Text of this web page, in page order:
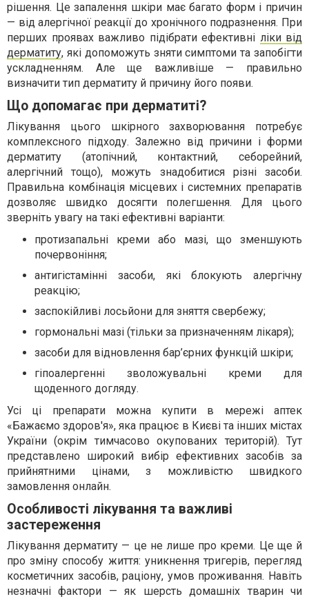
рішення. Це запалення шкіри має багато форм і причин
— від алергічної реакції до хронічного подразнення. При
перших проявах важливо підібрати ефективні ліки від
дерматиту, які допоможуть зняти симптоми та запобігти
ускладненням. Але ще важливіше — правильно
визначити тип дерматиту й причину його появи.
Що допомагає при дерматиті?
Лікування цього шкірного захворювання потребує
комплексного підходу. Залежно від причини і форми
дерматиту (атопічний, контактний, себорейний,
алергічний тощо), можуть знадобитися різні засоби.
Правильна комбінація місцевих і системних препаратів
дозволяє швидко досягти полегшення. Для цього
зверніть увагу на такі ефективні варіанти:
протизапальні креми або мазі, що зменшують
почервоніння;
антигістамінні засоби, які блокують алергічну
реакцію;
заспокійливі лосьйони для зняття свербежу;
гормональні мазі (тільки за призначенням лікаря);
засоби для відновлення бар’єрних функцій шкіри;
гіпоалергенні зволожувальні креми для
щоденного догляду.
Усі ці препарати можна купити в мережі аптек
«Бажаємо здоров'я», яка працює в Києві та інших містах
України (окрім тимчасово окупованих територій). Тут
представлено широкий вибір ефективних засобів за
прийнятними цінами, з можливістю швидкого
замовлення онлайн.
Особливості лікування та важливі
застереження
Лікування дерматиту — це не лише про креми. Це ще й
про зміну способу життя: уникнення тригерів, перегляд
косметичних засобів, раціону, умов проживання. Навіть
незначні фактори — як шерсть домашніх тварин чи